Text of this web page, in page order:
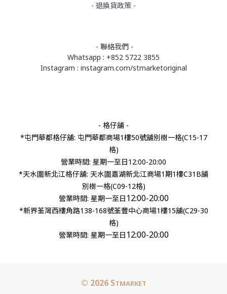
- 退換貨政策 -
- 聯絡我們 -
Whatsapp : +852 5722 3855
Instagram : instagram.com/stmarketoriginal
- 格仔舖 -
*屯門華都格仔舖: 屯門華都商場1樓50號舖別樹一格(C15-17
格)
營業時間: 星期一至日12:00-20:00
*天水圍新北江格仔舖: 天水圍嘉湖新北江商場1期1樓C31B舖
別樹一格(C09-12格)
營業時間: 星期一至日 12:00-20:00
*新界荃灣西樓角路138-168號荃豐中心商場1樓15舖(C29-30
格)
營業時間: 星期一至日 12:00-20:00
© 2026 STMARKET